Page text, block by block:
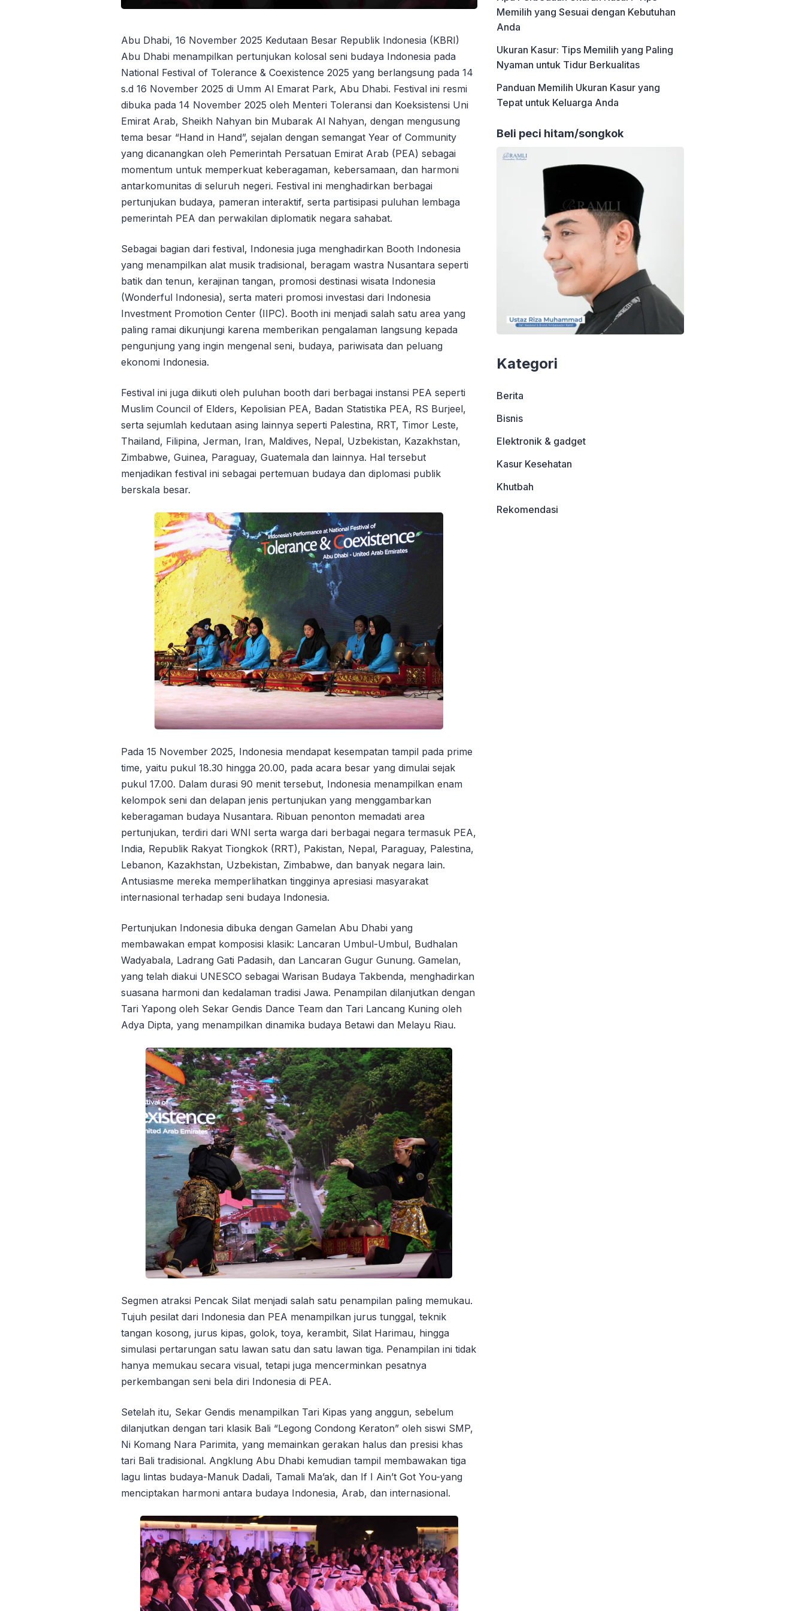
Abu Dhabi, 16 November 2025 Kedutaan Besar Republik Indonesia (KBRI)
Abu Dhabi menampilkan pertunjukan kolosal seni budaya Indonesia pada
National Festival of Tolerance & Coexistence 2025 yang berlangsung pada 14
s.d 16 November 2025 di Umm Al Emarat Park, Abu Dhabi. Festival ini resmi
dibuka pada 14 November 2025 oleh Menteri Toleransi dan Koeksistensi Uni
Emirat Arab, Sheikh Nahyan bin Mubarak Al Nahyan, dengan mengusung
tema besar “Hand in Hand”, sejalan dengan semangat Year of Community
yang dicanangkan oleh Pemerintah Persatuan Emirat Arab (PEA) sebagai
momentum untuk memperkuat keberagaman, kebersamaan, dan harmoni
antarkomunitas di seluruh negeri. Festival ini menghadirkan berbagai
pertunjukan budaya, pameran interaktif, serta partisipasi puluhan lembaga
pemerintah PEA dan perwakilan diplomatik negara sahabat.
Sebagai bagian dari festival, Indonesia juga menghadirkan Booth Indonesia
yang menampilkan alat musik tradisional, beragam wastra Nusantara seperti
batik dan tenun, kerajinan tangan, promosi destinasi wisata Indonesia
(Wonderful Indonesia), serta materi promosi investasi dari Indonesia
Investment Promotion Center (IIPC). Booth ini menjadi salah satu area yang
paling ramai dikunjungi karena memberikan pengalaman langsung kepada
pengunjung yang ingin mengenal seni, budaya, pariwisata dan peluang
ekonomi Indonesia.
Festival ini juga diikuti oleh puluhan booth dari berbagai instansi PEA seperti
Muslim Council of Elders, Kepolisian PEA, Badan Statistika PEA, RS Burjeel,
serta sejumlah kedutaan asing lainnya seperti Palestina, RRT, Timor Leste,
Thailand, Filipina, Jerman, Iran, Maldives, Nepal, Uzbekistan, Kazakhstan,
Zimbabwe, Guinea, Paraguay, Guatemala dan lainnya. Hal tersebut
menjadikan festival ini sebagai pertemuan budaya dan diplomasi publik
berskala besar.
Pada 15 November 2025, Indonesia mendapat kesempatan tampil pada prime
time, yaitu pukul 18.30 hingga 20.00, pada acara besar yang dimulai sejak
pukul 17.00. Dalam durasi 90 menit tersebut, Indonesia menampilkan enam
kelompok seni dan delapan jenis pertunjukan yang menggambarkan
keberagaman budaya Nusantara. Ribuan penonton memadati area
pertunjukan, terdiri dari WNI serta warga dari berbagai negara termasuk PEA,
India, Republik Rakyat Tiongkok (RRT), Pakistan, Nepal, Paraguay, Palestina,
Lebanon, Kazakhstan, Uzbekistan, Zimbabwe, dan banyak negara lain.
Antusiasme mereka memperlihatkan tingginya apresiasi masyarakat
internasional terhadap seni budaya Indonesia.
Pertunjukan Indonesia dibuka dengan Gamelan Abu Dhabi yang
membawakan empat komposisi klasik: Lancaran Umbul-Umbul, Budhalan
Wadyabala, Ladrang Gati Padasih, dan Lancaran Gugur Gunung. Gamelan,
yang telah diakui UNESCO sebagai Warisan Budaya Takbenda, menghadirkan
suasana harmoni dan kedalaman tradisi Jawa. Penampilan dilanjutkan dengan
Tari Yapong oleh Sekar Gendis Dance Team dan Tari Lancang Kuning oleh
Adya Dipta, yang menampilkan dinamika budaya Betawi dan Melayu Riau.
Segmen atraksi Pencak Silat menjadi salah satu penampilan paling memukau.
Tujuh pesilat dari Indonesia dan PEA menampilkan jurus tunggal, teknik
tangan kosong, jurus kipas, golok, toya, kerambit, Silat Harimau, hingga
simulasi pertarungan satu lawan satu dan satu lawan tiga. Penampilan ini tidak
hanya memukau secara visual, tetapi juga mencerminkan pesatnya
perkembangan seni bela diri Indonesia di PEA.
Setelah itu, Sekar Gendis menampilkan Tari Kipas yang anggun, sebelum
dilanjutkan dengan tari klasik Bali “Legong Condong Keraton” oleh siswi SMP,
Ni Komang Nara Parimita, yang memainkan gerakan halus dan presisi khas
tari Bali tradisional. Angklung Abu Dhabi kemudian tampil membawakan tiga
lagu lintas budaya-Manuk Dadali, Tamali Ma’ak, dan If I Ain’t Got You-yang
menciptakan harmoni antara budaya Indonesia, Arab, dan internasional.
Memilih yang Sesuai dengan Kebutuhan
Anda
Ukuran Kasur: Tips Memilih yang Paling
Nyaman untuk Tidur Berkualitas
Panduan Memilih Ukuran Kasur yang
Tepat untuk Keluarga Anda
Beli peci hitam/songkok
Kategori
Berita
Bisnis
Elektronik & gadget
Kasur Kesehatan
Khutbah
Rekomendasi